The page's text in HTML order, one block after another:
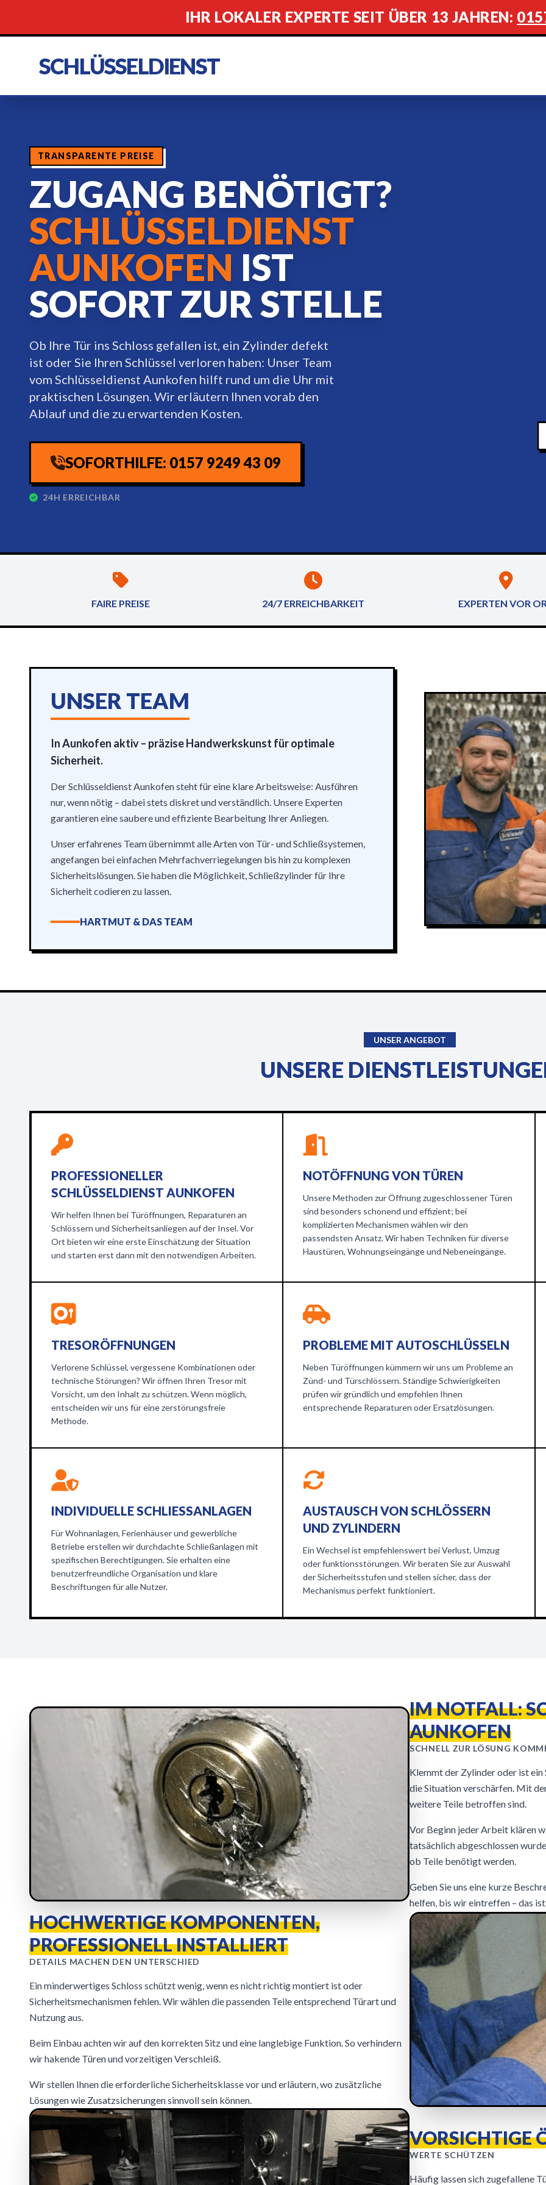
IHR LOKALER EXPERTE SEIT ÜBER 13 JAHREN:
SCHLÜSSELDIENST
TRANSPARENTE PREISE
ZUGANG BENÖTIGT?
SCHLÜSSELDIENST
AUNKOFEN IST
SOFORT ZUR STELLE
Ob Ihre Tür ins Schloss gefallen ist, ein Zylinder defekt
ist oder Sie Ihren Schlüssel verloren haben: Unser Team
vom Schlüsseldienst Aunkofen hilft rund um die Uhr mit
praktischen Lösungen. Wir erläutern Ihnen vorab den
Ablauf und die zu erwartenden Kosten.
SOFORTHILFE: 0157 9249 43 09
24H ERREICHBAR
FAIRE PREISE 24/7 ERREICHBARKEIT EXPERTEN VOR
UNSER TEAM
In Aunkofen aktiv – präzise Handwerkskunst für optimale
Sicherheit.
Der Schlüsseldienst Aunkofen steht für eine klare Arbeitsweise: Ausführen
nur, wenn nötig – dabei stets diskret und verständlich. Unsere Experten
garantieren eine saubere und effiziente Bearbeitung Ihrer Anliegen.
Unser erfahrenes Team übernimmt alle Arten von Tür- und Schließsystemen,
angefangen bei einfachen Mehrfachverriegelungen bis hin zu komplexen
Sicherheitslösungen. Sie haben die Möglichkeit, Schließzylinder für Ihre
Sicherheit codieren zu lassen.
HARTMUT & DAS TEAM
UNSER ANGEBOT
UNSERE
PROFESSIONELLER
SCHLÜSSELDIENST AUNKOFEN
Wir helfen Ihnen bei Türöffnungen, Reparaturen an
Schlössern und Sicherheitsanliegen auf der Insel. Vor
Ort bieten wir eine erste Einschätzung der Situation
und starten erst dann mit den notwendigen Arbeiten.
NOTÖFFNUNG VON TÜREN
Unsere Methoden zur Öffnung zugeschlossener Türen
sind besonders schonend und effizient; bei
komplizierten Mechanismen wählen wir den
passendsten Ansatz. Wir haben Techniken für diverse
Haustüren, Wohnungseingänge und Nebeneingänge.
TRESORÖFFNUNGEN
Verlorene Schlüssel, vergessene Kombinationen oder
technische Störungen? Wir öffnen Ihren Tresor mit
Vorsicht, um den Inhalt zu schützen. Wenn möglich,
entscheiden wir uns für eine zerstörungsfreie
Methode.
PROBLEME MIT AUTOSCHLÜSSELN
Neben Türöffnungen kümmern wir uns um Probleme an
Zünd- und Türschlössern. Ständige Schwierigkeiten
prüfen wir gründlich und empfehlen Ihnen
entsprechende Reparaturen oder Ersatzlösungen.
INDIVIDUELLE SCHLIESSANLAGEN
Für Wohnanlagen, Ferienhäuser und gewerbliche
Betriebe erstellen wir durchdachte Schließanlagen mit
spezifischen Berechtigungen. Sie erhalten eine
benutzerfreundliche Organisation und klare
Beschriftungen für alle Nutzer.
AUSTAUSCH VON SCHLÖSSERN
UND ZYLINDERN
Ein Wechsel ist empfehlenswert bei Verlust, Umzug
oder funktionsstörungen. Wir beraten Sie zur Auswahl
der Sicherheitsstufen und stellen sicher, dass der
Mechanismus perfekt funktioniert.
IM NOTFALL:
AUNKOFEN
SCHNELL ZUR LÖSUNG
Klemmt der Zylinder oder ist ein
die Situation verschärfen. Mit
weitere Teile betroffen sind.
Vor Beginn jeder Arbeit klären
tatsächlich abgeschlossen
ob Teile benötigt werden.
Geben Sie uns eine kurze
helfen, bis wir eintreffen – das
HOCHWERTIGE KOMPONENTEN,
PROFESSIONELL INSTALLIERT
DETAILS MACHEN DEN UNTERSCHIED
Ein minderwertiges Schloss schützt wenig, wenn es nicht richtig montiert ist oder
Sicherheitsmechanismen fehlen. Wir wählen die passenden Teile entsprechend Türart und
Nutzung aus.
Beim Einbau achten wir auf den korrekten Sitz und eine langlebige Funktion. So verhindern
wir hakende Türen und vorzeitigen Verschleiß.
Wir stellen Ihnen die erforderliche Sicherheitsklasse vor und erläutern, wo zusätzliche
Lösungen wie Zusatzsicherungen sinnvoll sein können.
VORSICHTIGE
WERTE SCHÜTZEN
Häufig lassen sich zugefallene